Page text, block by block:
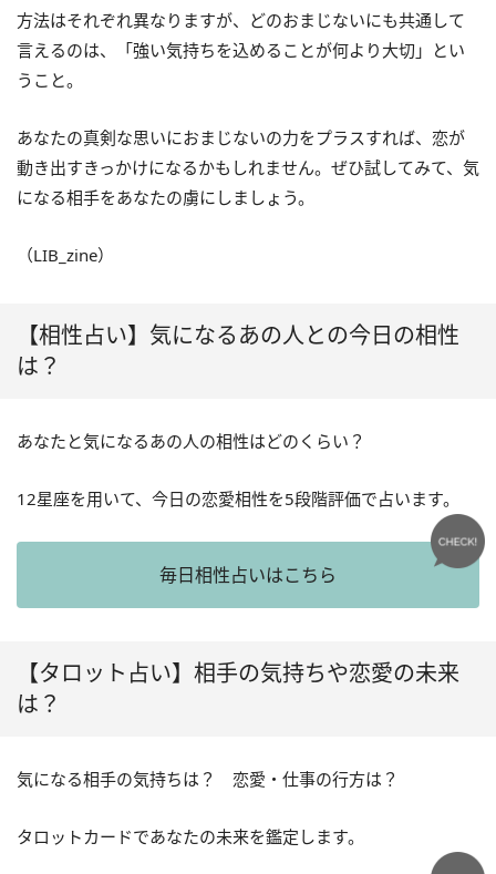
方法はそれぞれ異なりますが、どのおまじないにも共通して
言えるのは、「強い気持ちを込めることが何より大切」とい
うこと。
あなたの真剣な思いにおまじないの力をプラスすれば、恋が
動き出すきっかけになるかもしれません。ぜひ試してみて、気
になる相手をあなたの虜にしましょう。
（LIB_zine）
【相性占い】気になるあの人との今日の相性
は？
あなたと気になるあの人の相性はどのくらい？
12星座を用いて、今日の恋愛相性を5段階評価で占います。
毎日相性占いはこちら
【タロット占い】相手の気持ちや恋愛の未来
は？
気になる相手の気持ちは？ 恋愛・仕事の行方は？
タロットカードであなたの未来を鑑定します。